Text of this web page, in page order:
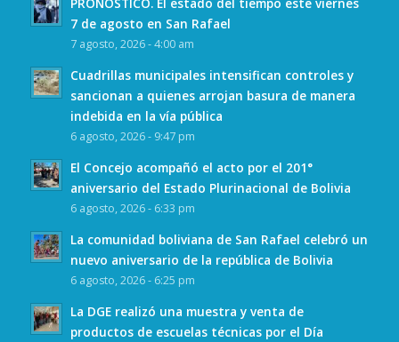
7 de agosto en San Rafael
7 agosto, 2026 - 4:00 am
Cuadrillas municipales intensifican controles y
sancionan a quienes arrojan basura de manera
indebida en la vía pública
6 agosto, 2026 - 9:47 pm
El Concejo acompañó el acto por el 201°
aniversario del Estado Plurinacional de Bolivia
6 agosto, 2026 - 6:33 pm
La comunidad boliviana de San Rafael celebró un
nuevo aniversario de la república de Bolivia
6 agosto, 2026 - 6:25 pm
La DGE realizó una muestra y venta de
productos de escuelas técnicas por el Día